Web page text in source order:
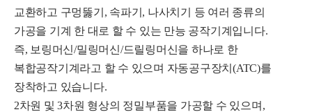
교환하고 구멍뚫기, 속파기, 나사치기 등 여러 종류의
가공을 기계 한 대로 할 수 있는 만능 공작기계입니다.
즉, 보링머신/밀링머신/드릴링머신을 하나로 한
복합공작기계라고 할 수 있으며 자동공구장치(ATC)를
장착하고 있습니다.
2차원 및 3차원 형상의 정밀부품을 가공할 수 있으며,